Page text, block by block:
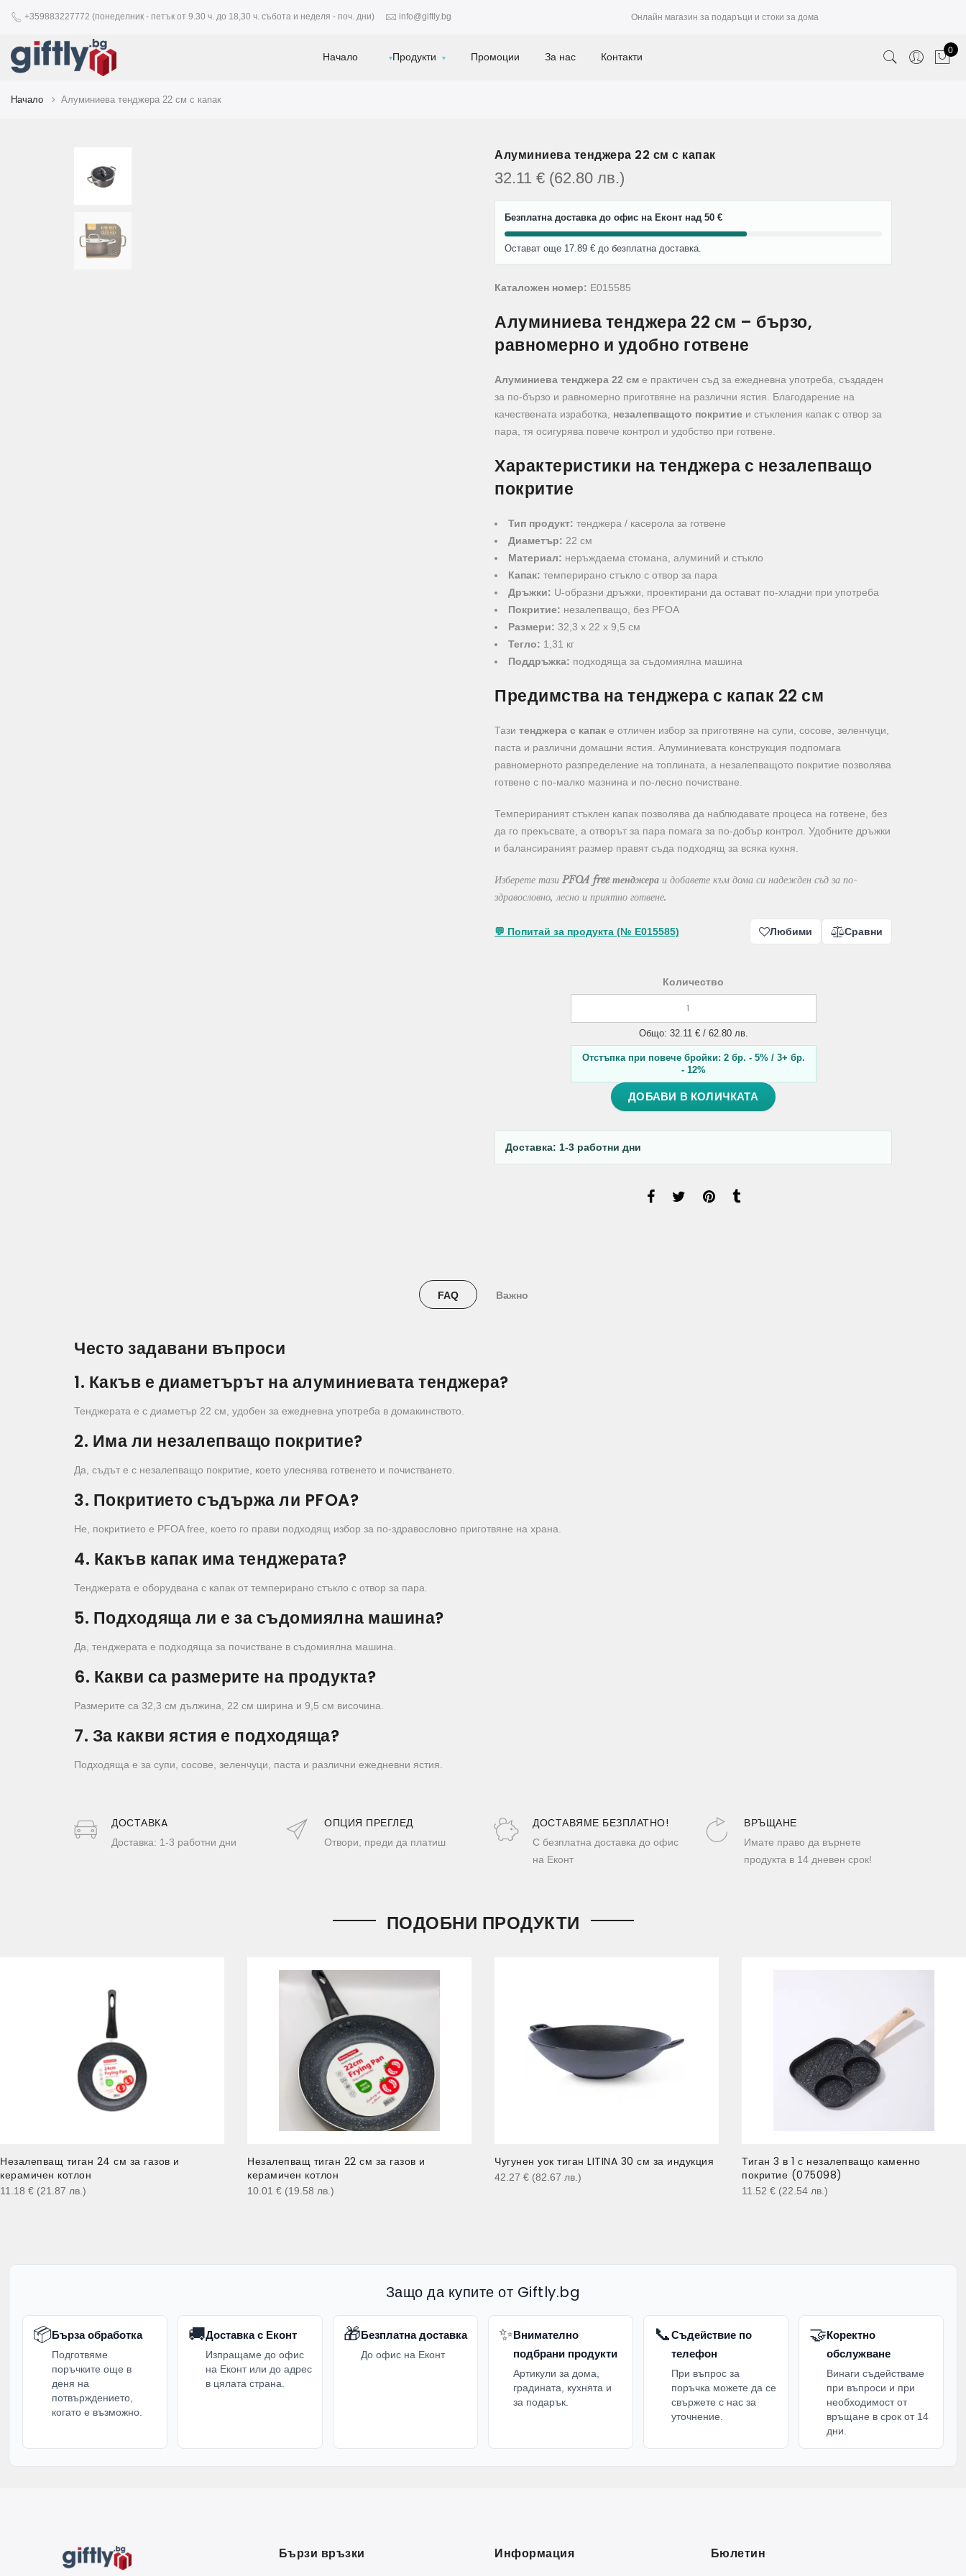
+359883227772 (понеделник - петък от 9.30 ч. до 18,30 ч. събота и неделя - поч. дни) info@giftly.bg Онлайн магазин за подаръци и стоки за дома
Начало Продукти Промоции За нас Контакти 0
Начало Алуминиева тенджера 22 см с капак
Алуминиева тенджера 22 см с капак
32.11 € (62.80 лв.)
Безплатна доставка до офис на Еконт над 50 €
Остават още 17.89 € до безплатна доставка.
Каталожен номер: E015585
Алуминиева тенджера 22 см – бързо,
равномерно и удобно готвене
Алуминиева тенджера 22 см е практичен съд за ежедневна употреба, създаден
за по-бързо и равномерно приготвяне на различни ястия. Благодарение на
качествената изработка, незалепващото покритие и стъкления капак с отвор за
пара, тя осигурява повече контрол и удобство при готвене.
Характеристики на тенджера с незалепващо
покритие
Тип продукт: тенджера / касерола за готвене
Диаметър: 22 см
Материал: неръждаема стомана, алуминий и стъкло
Капак: темперирано стъкло с отвор за пара
Дръжки: U-образни дръжки, проектирани да остават по-хладни при употреба
Покритие: незалепващо, без PFOA
Размери: 32,3 x 22 x 9,5 см
Тегло: 1,31 кг
Поддръжка: подходяща за съдомиялна машина
Предимства на тенджера с капак 22 см
Тази тенджера с капак е отличен избор за приготвяне на супи, сосове, зеленчуци,
паста и различни домашни ястия. Алуминиевата конструкция подпомага
равномерното разпределение на топлината, а незалепващото покритие позволява
готвене с по-малко мазнина и по-лесно почистване.
Темперираният стъклен капак позволява да наблюдавате процеса на готвене, без
да го прекъсвате, а отворът за пара помага за по-добър контрол. Удобните дръжки
и балансираният размер правят съда подходящ за всяка кухня.
Изберете тази PFOA free тенджера и добавете към дома си надежден съд за по-
здравословно, лесно и приятно готвене.
💬 Попитай за продукта (№ E015585) Любими Сравни
Количество
Общо: 32.11 € / 62.80 лв.
Отстъпка при повече бройки: 2 бр. - 5% / 3+ бр.
- 12%
ДОБАВИ В КОЛИЧКАТА
Доставка: 1-3 работни дни
FAQ Важно
Често задавани въпроси
1. Какъв е диаметърът на алуминиевата тенджера?
Тенджерата е с диаметър 22 см, удобен за ежедневна употреба в домакинството.
2. Има ли незалепващо покритие?
Да, съдът е с незалепващо покритие, което улеснява готвенето и почистването.
3. Покритието съдържа ли PFOA?
Не, покритието е PFOA free, което го прави подходящ избор за по-здравословно приготвяне на храна.
4. Какъв капак има тенджерата?
Тенджерата е оборудвана с капак от темперирано стъкло с отвор за пара.
5. Подходяща ли е за съдомиялна машина?
Да, тенджерата е подходяща за почистване в съдомиялна машина.
6. Какви са размерите на продукта?
Размерите са 32,3 см дължина, 22 см ширина и 9,5 см височина.
7. За какви ястия е подходяща?
Подходяща е за супи, сосове, зеленчуци, паста и различни ежедневни ястия.
ДОСТАВКA
Доставка: 1-3 работни дни
ОПЦИЯ ПРЕГЛЕД
Отвори, преди да платиш
ДОСТАВЯМЕ БЕЗПЛАТНО!
С безплатна доставка до офис
на Еконт
ВРЪЩАНЕ
Имате право да върнете
продукта в 14 дневен срок!
ПОДОБНИ ПРОДУКТИ
Незалепващ тиган 24 см за газов и
керамичен котлон
11.18 € (21.87 лв. )
Незалепващ тиган 22 см за газов и
керамичен котлон
10.01 € (19.58 лв. )
Чугунен уок тиган LITINA 30 см за индукция
42.27 € (82.67 лв. )
Тиган 3 в 1 с незалепващо каменно
покритие (075098)
11.52 € (22.54 лв. )
Защо да купите от Giftly.bg
📦Бърза обработка
Подготвяме
поръчките още в
деня на
потвърждението,
когато е възможно.
🚚Доставка с Еконт
Изпращаме до офис
на Еконт или до адрес
в цялата страна.
🎁Безплатна доставка
До офис на Еконт
✨Внимателно
подбрани продукти
Артикули за дома,
градината, кухнята и
за подарък.
📞Съдействие по
телефон
При въпрос за
поръчка можете да се
свържете с нас за
уточнение.
🤝Коректно
обслужване
Винаги съдействаме
при въпроси и при
необходимост от
връщане в срок от 14
дни.
Бързи връзки Информация Бюлетин